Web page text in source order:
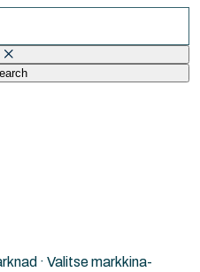
· Valitse markkina-